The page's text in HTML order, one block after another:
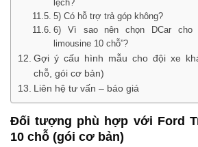
lệch?
5) Có hỗ trợ trả góp không?
6) Vì sao nên chọn DCar cho
limousine 10 chỗ”?
Gợi ý cấu hình mẫu cho đội xe
chỗ, gói cơ bản)
Liên hệ tư vấn – báo giá
Đối tượng phù hợp với Ford
10 chỗ (gói cơ bản)